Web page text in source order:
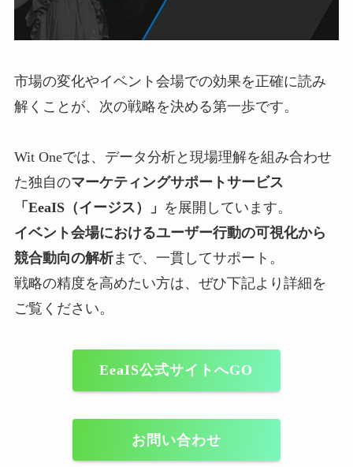
市場の変化やイベント会場での効果を正確に読み
解くことが、次の戦略を決める第一歩です。
Wit Oneでは、データ分析と現場理解を組み合わせ
た独自のマーケティングサポートサービス
「EeaIS（イージス）」 を展開しています。
イベント会場におけるユーザー行動の可視化から
競合動向の解析まで、一貫してサポート。
戦略の精度を高めたい方は、ぜひ下記より詳細を
ご覧ください。
EeaIS公式サイトへGO
お問い合わせ